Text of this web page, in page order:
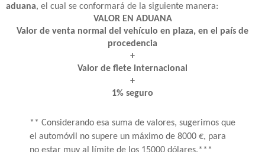
aduana, el cual se conformará de la siguiente manera:
VALOR EN ADUANA
Valor de venta normal del vehículo en plaza, en el país de
procedencia
+
Valor de flete internacional
+
1% seguro
** Considerando esa suma de valores, sugerimos que
el automóvil no supere un máximo de 8000 €, para